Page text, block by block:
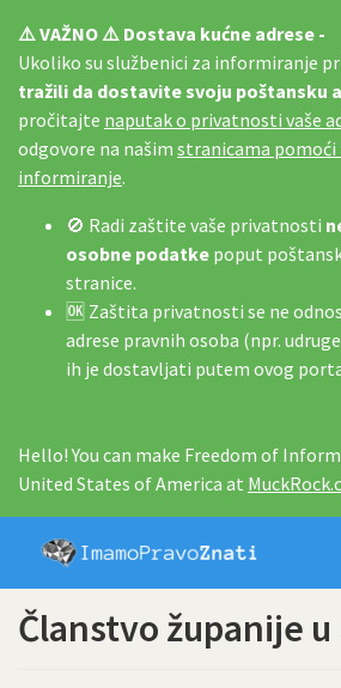
⚠️ VAŽNO ⚠️ Dostava kućne adrese -
Ukoliko su službenici za informiranje
tražili da dostavite svoju poštansku
pročitajte naputak o privatnosti vaše
odgovore na našim stranicama pomoći
informiranje.
🚫 Radi zaštite vaše privatnosti
osobne podatke poput
stranice.
🆗 Zaštita privatnosti se ne
adrese pravnih osoba (npr.
ih je dostavljati putem ovog
Hello! You can make Freedom of
United States of America at
Članstvo županije